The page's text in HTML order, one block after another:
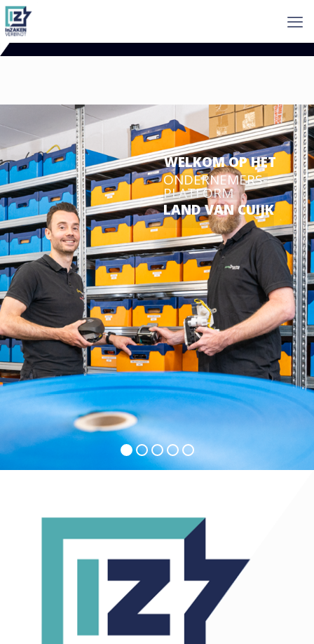
WELKOM OP HET
ONDERNEMERS-
PLATFORM
LAND VAN CUIJK